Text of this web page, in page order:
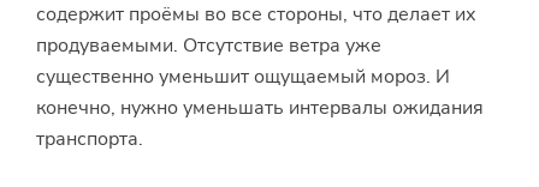
содержит проёмы во все стороны, что делает их
продуваемыми. Отсутствие ветра уже
существенно уменьшит ощущаемый мороз. И
конечно, нужно уменьшать интервалы ожидания
транспорта.